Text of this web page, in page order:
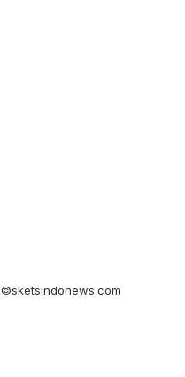
©sketsindonews.com